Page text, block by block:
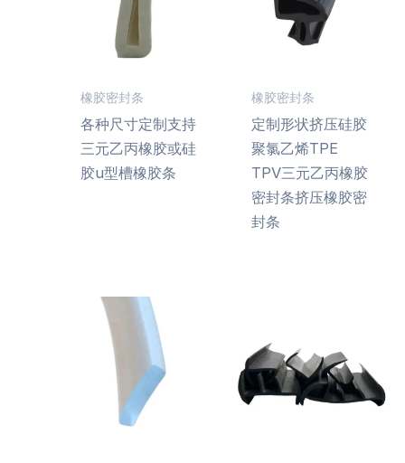
橡胶密封条
各种尺寸定制支持
三元乙丙橡胶或硅
胶u型槽橡胶条
橡胶密封条
定制形状挤压硅胶
聚氯乙烯TPE
TPV三元乙丙橡胶
密封条挤压橡胶密
封条